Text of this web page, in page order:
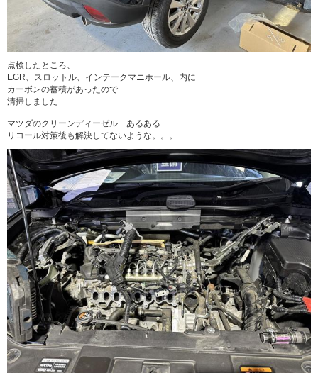
点検したところ、
EGR、スロットル、インテークマニホール、内に
カーボンの蓄積があったので
清掃しました
マツダのクリーンディーゼル あるある
リコール対策後も解決してないような。。。